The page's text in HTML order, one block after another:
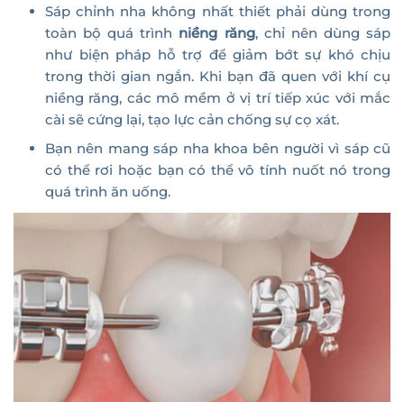
Sáp chỉnh nha không nhất thiết phải dùng trong
toàn bộ quá trình niềng răng, chỉ nên dùng sáp
như biện pháp hỗ trợ để giảm bớt sự khó chịu
trong thời gian ngắn. Khi bạn đã quen với khí cụ
niềng răng, các mô mềm ở vị trí tiếp xúc với mắc
cài sẽ cứng lại, tạo lực cản chống sự cọ xát.
Bạn nên mang sáp nha khoa bên người vì sáp cũ
có thể rơi hoặc bạn có thể vô tính nuốt nó trong
quá trình ăn uống.